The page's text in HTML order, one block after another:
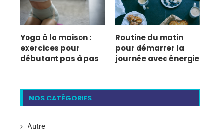
Yoga à la maison :
exercices pour
débutant pas à pas
Routine du matin
pour démarrer la
journée avec énergie
NOS CATÉGORIES
Autre